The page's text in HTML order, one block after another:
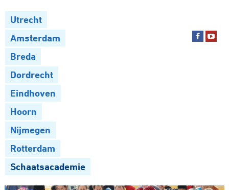
Utrecht
Amsterdam
Breda
Dordrecht
Eindhoven
Hoorn
Nijmegen
Rotterdam
Schaatsacademie